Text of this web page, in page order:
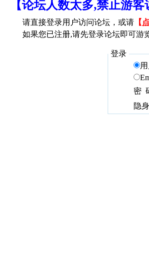
【论坛人数太多,禁止游
请直接登录用户访问论坛，或请 【
如果您已注册,请先登录论坛即可游
登录
密
隐